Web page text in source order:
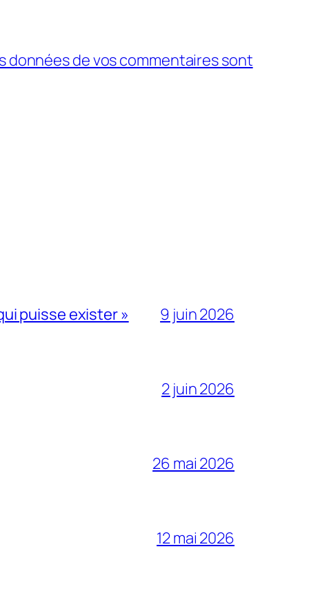
données de vos commentaires sont
puisse exister » 9 juin 2026
2 juin 2026
26 mai 2026
12 mai 2026